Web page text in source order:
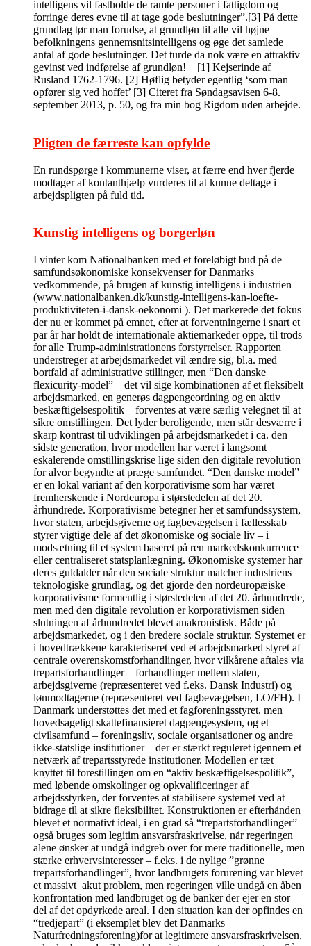
intelligens vil fastholde de ramte personer i fattigdom og
forringe deres evne til at tage gode beslutninger”.[3] På dette
grundlag tør man forudse, at grundløn til alle vil højne
befolkningens gennemsnitsintelligens og øge det samlede
antal af gode beslutninger. Det turde da nok være en attraktiv
gevinst ved indførelse af grundløn! [1] Kejserinde af
Rusland 1762-1796. [2] Høflig betyder egentlig ‘som man
opfører sig ved hoffet’ [3] Citeret fra Søndagsavisen 6-8.
september 2013, p. 50, og fra min bog Rigdom uden arbejde.
Pligten de færreste kan opfylde
En rundspørge i kommunerne viser, at færre end hver fjerde
modtager af kontanthjælp vurderes til at kunne deltage i
arbejdspligten på fuld tid.
Kunstig intelligens og borgerløn
I vinter kom Nationalbanken med et foreløbigt bud på de
samfundsøkonomiske konsekvenser for Danmarks
vedkommende, på brugen af kunstig intelligens i industrien
(www.nationalbanken.dk/kunstig-intelligens-kan-loefte-
produktiviteten-i-dansk-oekonomi ). Det markerede det fokus
der nu er kommet på emnet, efter at forventningerne i snart et
par år har holdt de internationale aktiemarkeder oppe, til trods
for alle Trump-administrationens forstyrrelser. Rapporten
understreger at arbejdsmarkedet vil ændre sig, bl.a. med
bortfald af administrative stillinger, men “Den danske
flexicurity-model” – det vil sige kombinationen af et fleksibelt
arbejdsmarked, en generøs dagpengeordning og en aktiv
beskæftigelsespolitik – forventes at være særlig velegnet til at
sikre omstillingen. Det lyder beroligende, men står desværre i
skarp kontrast til udviklingen på arbejdsmarkedet i ca. den
sidste generation, hvor modellen har været i langsomt
eskalerende omstillingskrise lige siden den digitale revolution
for alvor begyndte at præge samfundet. “Den danske model”
er en lokal variant af den korporativisme som har været
fremherskende i Nordeuropa i størstedelen af det 20.
århundrede. Korporativisme betegner her et samfundssystem,
hvor staten, arbejdsgiverne og fagbevægelsen i fællesskab
styrer vigtige dele af det økonomiske og sociale liv – i
modsætning til et system baseret på ren markedskonkurrence
eller centraliseret statsplanlægning. Økonomiske systemer har
deres guldalder når den sociale struktur matcher industriens
teknologiske grundlag, og det gjorde den nordeuropæiske
korporativisme formentlig i størstedelen af det 20. århundrede,
men med den digitale revolution er korporativismen siden
slutningen af århundredet blevet anakronistisk. Både på
arbejdsmarkedet, og i den bredere sociale struktur. Systemet er
i hovedtrækkene karakteriseret ved et arbejdsmarked styret af
centrale overenskomstforhandlinger, hvor vilkårene aftales via
trepartsforhandlinger – forhandlinger mellem staten,
arbejdsgiverne (repræsenteret ved f.eks. Dansk Industri) og
lønmodtagerne (repræsenteret ved fagbevægelsen, LO/FH). I
Danmark understøttes det med et fagforeningsstyret, men
hovedsageligt skattefinansieret dagpengesystem, og et
civilsamfund – foreningsliv, sociale organisationer og andre
ikke-statslige institutioner – der er stærkt reguleret igennem et
netværk af trepartsstyrede institutioner. Modellen er tæt
knyttet til forestillingen om en “aktiv beskæftigelsespolitik”,
med løbende omskolinger og opkvalificeringer af
arbejdsstyrken, der forventes at stabilisere systemet ved at
bidrage til at sikre fleksibilitet. Konstruktionen er efterhånden
blevet et normativt ideal, i en grad så “trepartsforhandlinger”
også bruges som legitim ansvarsfraskrivelse, når regeringen
alene ønsker at undgå indgreb over for mere traditionelle, men
stærke erhvervsinteresser – f.eks. i de nylige ”grønne
trepartsforhandlinger”, hvor landbrugets forurening var blevet
et massivt akut problem, men regeringen ville undgå en åben
konfrontation med landbruget og de banker der ejer en stor
del af det opdyrkede areal. I den situation kan der opfindes en
“tredjepart” (i eksemplet blev det Danmarks
Naturfredningsforening)for at legitimere ansvarsfraskrivelsen,